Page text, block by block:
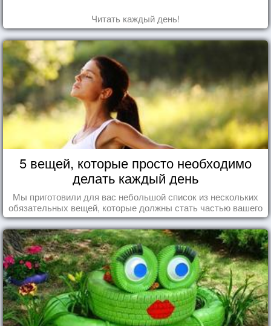
Читать каждый день!
5 вещей, которые просто необходимо
делать каждый день
Мы приготовили для вас небольшой список из нескольких
обязательных вещей, которые должны стать частью вашего
дня.